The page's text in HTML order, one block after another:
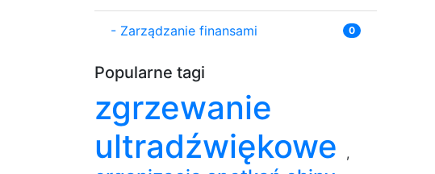
- Zarządzanie finansami 0
Popularne tagi
zgrzewanie
ultradźwiękowe
,